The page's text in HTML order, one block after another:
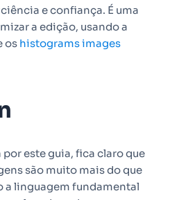
e confiança. É uma
a edição, usando a
os histograms images
este guia, fica claro que
são muito mais do que
a linguagem fundamental